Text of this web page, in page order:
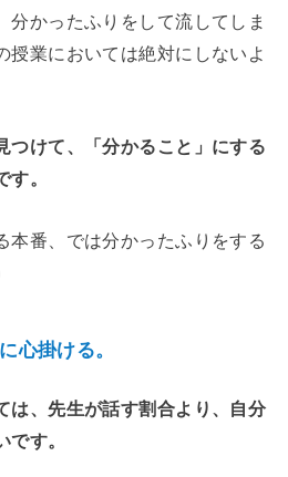
分かったふりをして流してしま
授業においては絶対にしないよ
つけて、「分かること」にする
。
本番、では分かったふりをする
心掛ける。
は、先生が話す割合より、自分
す。